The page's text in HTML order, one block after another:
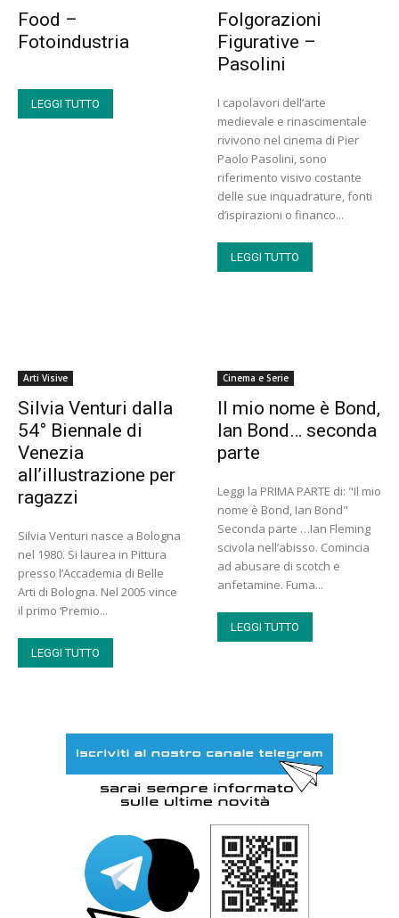
Food –
Fotoindustria
LEGGI TUTTO
Folgorazioni
Figurative –
Pasolini
I capolavori dell’arte
medievale e rinascimentale
rivivono nel cinema di Pier
Paolo Pasolini, sono
riferimento visivo costante
delle sue inquadrature, fonti
d’ispirazioni o financo...
LEGGI TUTTO
Arti Visive
Silvia Venturi dalla
54° Biennale di
Venezia
all’illustrazione per
ragazzi
Silvia Venturi nasce a Bologna
nel 1980. Si laurea in Pittura
presso l’Accademia di Belle
Arti di Bologna. Nel 2005 vince
il primo ‘Premio...
LEGGI TUTTO
Cinema e Serie
Il mio nome è Bond,
Ian Bond… seconda
parte
Leggi la PRIMA PARTE di: "Il mio
nome è Bond, Ian Bond"
Seconda parte …Ian Fleming
scivola nell’abisso. Comincia
ad abusare di scotch e
anfetamine. Fuma...
LEGGI TUTTO